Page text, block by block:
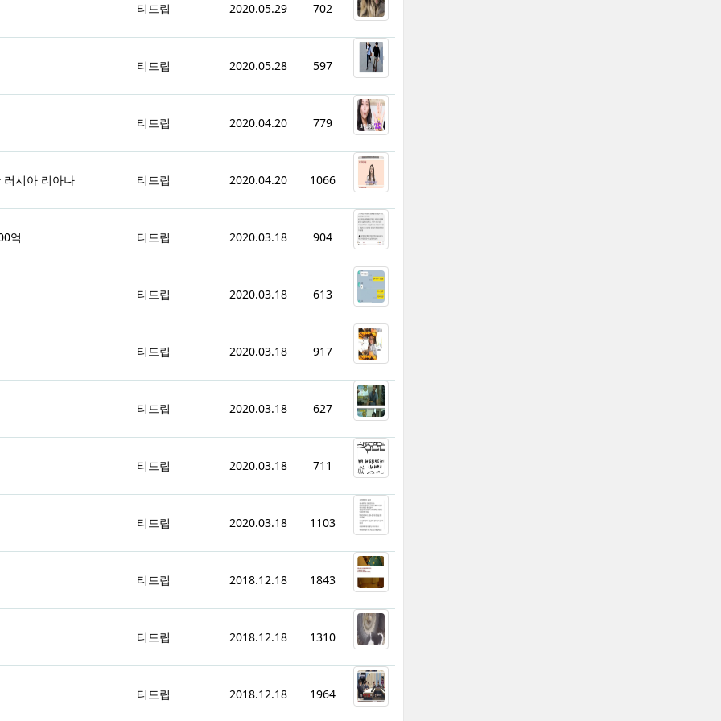
티드립 2020.05.29 702
티드립 2020.05.28 597
티드립 2020.04.20 779
시아 리아나 티드립 2020.04.20 1066
억 티드립 2020.03.18 904
티드립 2020.03.18 613
티드립 2020.03.18 917
티드립 2020.03.18 627
티드립 2020.03.18 711
티드립 2020.03.18 1103
티드립 2018.12.18 1843
티드립 2018.12.18 1310
티드립 2018.12.18 1964